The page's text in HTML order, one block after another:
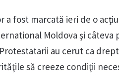
a fost marcată ieri de o
Moldova şi câteva
au cerut ca
să creeze condiţii